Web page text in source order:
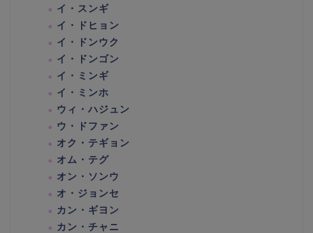
イ・スンギ
イ・ドヒョン
イ・ドンウク
イ・ドンゴン
イ・ミンギ
イ・ミンホ
ウィ・ハジュン
ウ・ドファン
オク・テギョン
オム・テグ
オン・ソンウ
オ・ジョンセ
カン・ギヨン
カン・チャニ